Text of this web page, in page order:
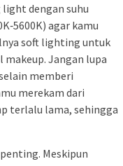
dengan suhu
agar kamu
soft lighting untuk
Jangan lupa
memberi
merekam dari
terlalu lama, sehingga
Meskipun